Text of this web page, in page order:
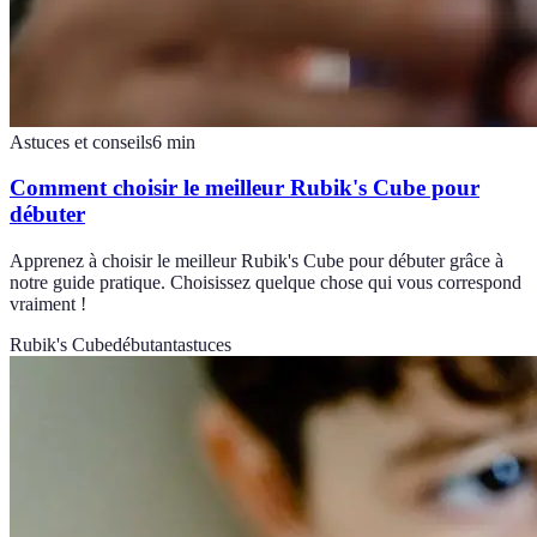
Astuces et conseils6 min
Comment choisir le meilleur Rubik's Cube pour
débuter
Apprenez à choisir le meilleur Rubik's Cube pour débuter grâce à
notre guide pratique. Choisissez quelque chose qui vous correspond
vraiment !
Rubik's Cubedébutantastuces